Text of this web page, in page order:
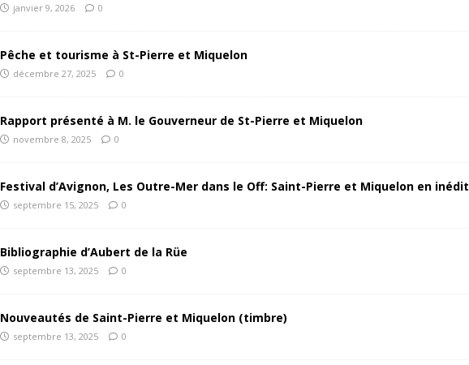
janvier 9, 2026 0
Pêche et tourisme à St-Pierre et Miquelon
décembre 27, 2025 0
Rapport présenté à M. le Gouverneur de St-Pierre et Miquelon
novembre 8, 2025 0
Festival d’Avignon, Les Outre-Mer dans le Off: Saint-Pierre et Miquelon en inédit
septembre 15, 2025 0
Bibliographie d’Aubert de la Rüe
septembre 13, 2025 0
Nouveautés de Saint-Pierre et Miquelon (timbre)
septembre 13, 2025 0